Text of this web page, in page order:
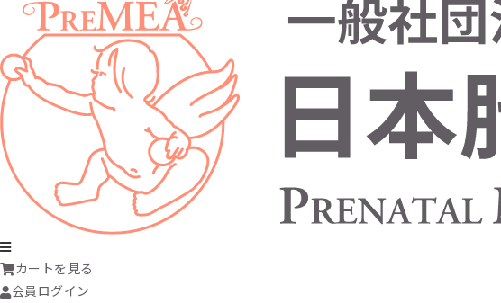
カートを見る
会員ログイン